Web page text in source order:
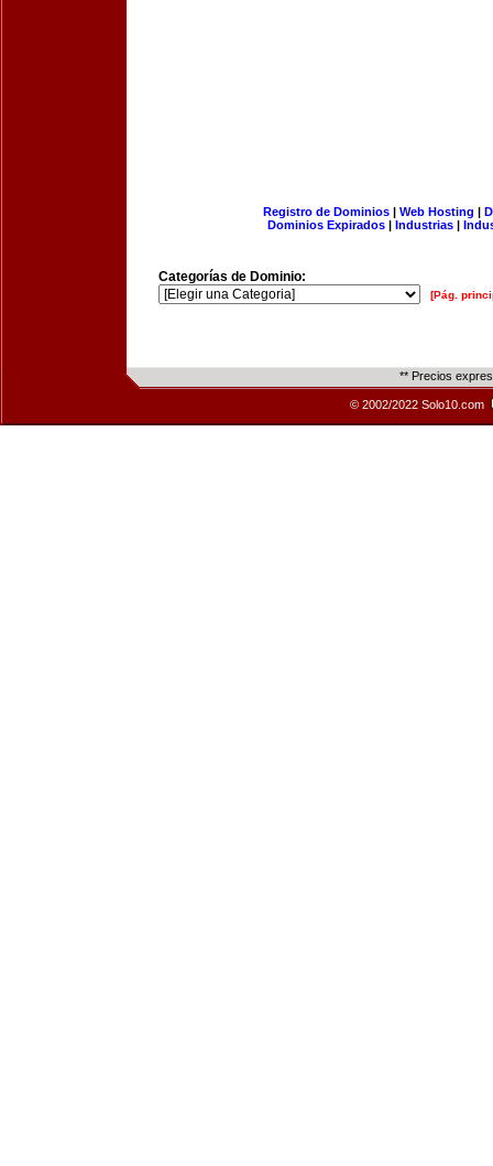
Registro de Dominios| Web Hosting |
Dominios Expirados | Industrias |
Categorías de Dominio:
[Pág.
** Precios
© 2002/2022 Solo10.com